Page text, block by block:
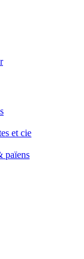
et cie
païens